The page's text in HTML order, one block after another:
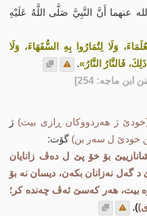
عنهما أَنَّ النَّبِيَّ صَلَّى اللَّهُ عَلَيْهِ
وَلَا لِتُمَارُوا بِهِ السُّفَهَاءَ، وَلَا
فَالنَّارُ النَّارُ».
ماجه: 254]
ژ هه‌ردووکان ڕازی بیت) ژ
خودێ ل سه‌ر بن) گۆت:
بۆ خۆ پێ ل ده‌ڤ زانایان
گه‌ل نه‌زانان بكه‌ن، دیسان نه‌ بۆ
بیت، هه‌ر كه‌سێ ئه‌ڤ چه‌نده‌ كر؛
).